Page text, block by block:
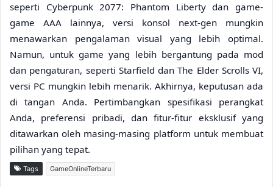
seperti Cyberpunk 2077: Phantom Liberty dan game-
game AAA lainnya, versi konsol next-gen mungkin
menawarkan pengalaman visual yang lebih optimal.
Namun, untuk game yang lebih bergantung pada mod
dan pengaturan, seperti Starfield dan The Elder Scrolls VI,
versi PC mungkin lebih menarik. Akhirnya, keputusan ada
di tangan Anda. Pertimbangkan spesifikasi perangkat
Anda, preferensi pribadi, dan fitur-fitur eksklusif yang
ditawarkan oleh masing-masing platform untuk membuat
pilihan yang tepat.
Tags GameOnlineTerbaru